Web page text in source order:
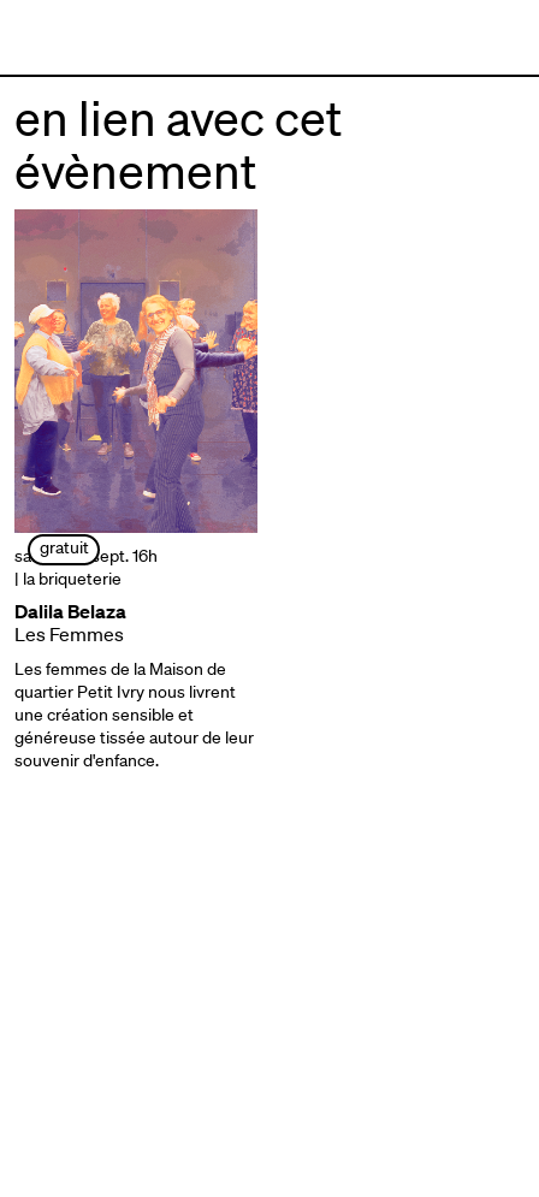
en lien avec cet
évènement
gratuit
samedi 19 sept. 16h
| la briqueterie
Dalila Belaza
Les Femmes
Les femmes de la Maison de
quartier Petit Ivry nous livrent
une création sensible et
généreuse tissée autour de leur
souvenir d'enfance.